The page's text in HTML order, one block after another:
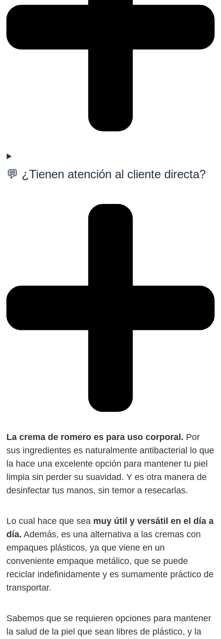
💬 ¿Tienen atención al cliente directa?
La crema de romero es para uso corporal. Por
sus ingredientes es naturalmente antibacterial lo que
la hace una excelente opción para mantener tu piel
limpia sin perder su suavidad. Y es otra manera de
desinfectar tus manos, sin temor a resecarlas.
Lo cual hace que sea muy útil y versátil en el día a
día. Además, es una alternativa a las cremas con
empaques plásticos, ya que viene en un
conveniente empaque metálico, que se puede
reciclar indefinidamente y es sumamente práctico de
transportar.
Sabemos que se requieren opciones para mantener
la salud de la piel que sean libres de plástico, y la